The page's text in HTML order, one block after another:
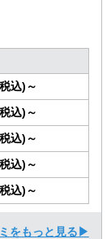
込)～
込)～
込)～
込)～
込)～
をもっと見る▶